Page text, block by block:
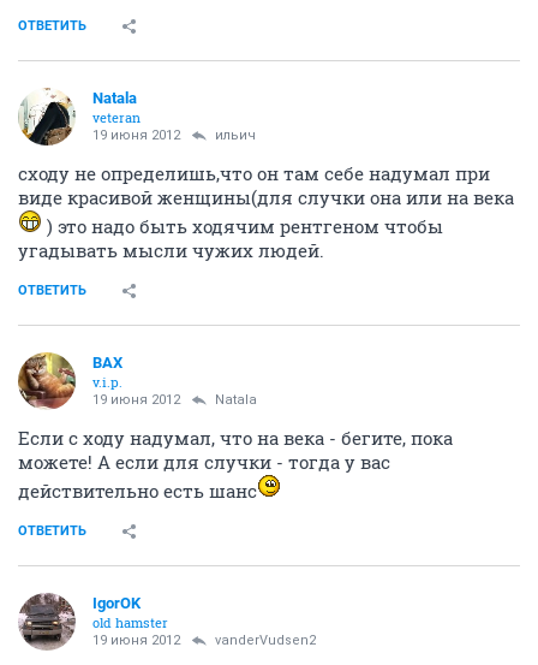
ОТВЕТИТЬ
Natala
veteran
19 июня 2012 ильич
сходу не определишь,что он там себе надумал при
виде красивой женщины(для случки она или на века
) это надо быть ходячим рентгеном чтобы
угадывать мысли чужих людей.
ОТВЕТИТЬ
ВАХ
v.i.p.
19 июня 2012 Natala
Если с ходу надумал, что на века - бегите, пока
можете! А если для случки - тогда у вас
действительно есть шанс
ОТВЕТИТЬ
IgorOK
old hamster
19 июня 2012 vanderVudsen2